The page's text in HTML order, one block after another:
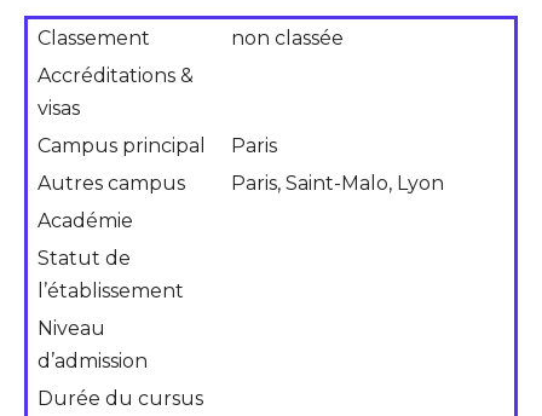
Classement
non classée
Accréditations &
visas
Campus principal
Paris
Autres campus
Paris, Saint-Malo, Lyon
Académie
Statut de
l’établissement
Niveau
d’admission
Durée du cursus